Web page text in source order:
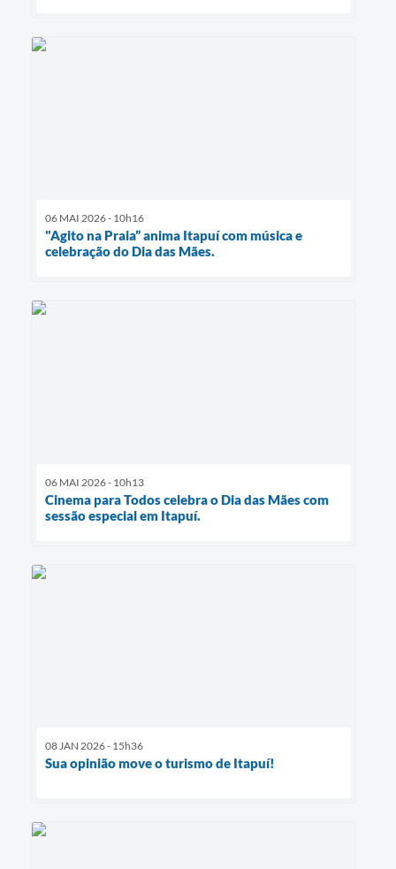
06 MAI 2026 - 10h16
"Agito na Praia” anima Itapuí com música e
celebração do Dia das Mães.
06 MAI 2026 - 10h13
Cinema para Todos celebra o Dia das Mães com
sessão especial em Itapuí.
08 JAN 2026 - 15h36
Sua opinião move o turismo de Itapuí!